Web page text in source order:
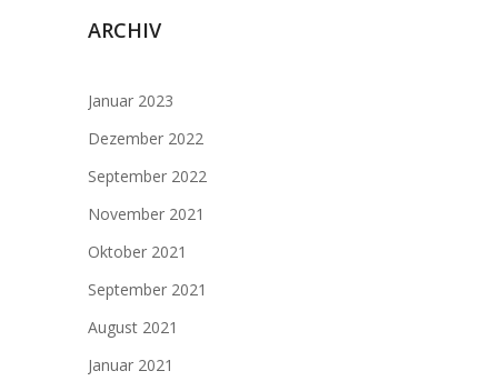
ARCHIV
Januar 2023
Dezember 2022
September 2022
November 2021
Oktober 2021
September 2021
August 2021
Januar 2021